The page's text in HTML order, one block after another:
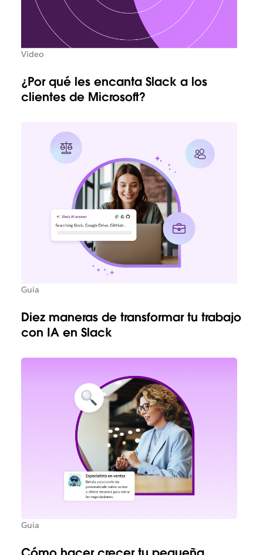
Video
¿Por qué les encanta Slack a los
clientes de Microsoft?
Guía
Diez maneras de transformar tu trabajo
con IA en Slack
Guía